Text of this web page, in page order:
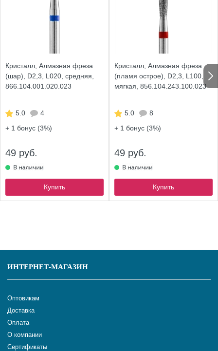
Кристалл, Алмазная фреза
(шар), D2,3, L020, средняя,
866.104.001.020.023
5.0
4
+ 1 бонус (3%)
49 руб.
Купить
Кристалл, Алмазная фреза
(пламя острое), D2,3, L100,
мягкая, 856.104.243.100.023
5.0
8
+ 1 бонус (3%)
49 руб.
Купить
ИНТЕРНЕТ-МАГАЗИН
Оптовикам
Доставка
Оплата
О компании
Сертификаты